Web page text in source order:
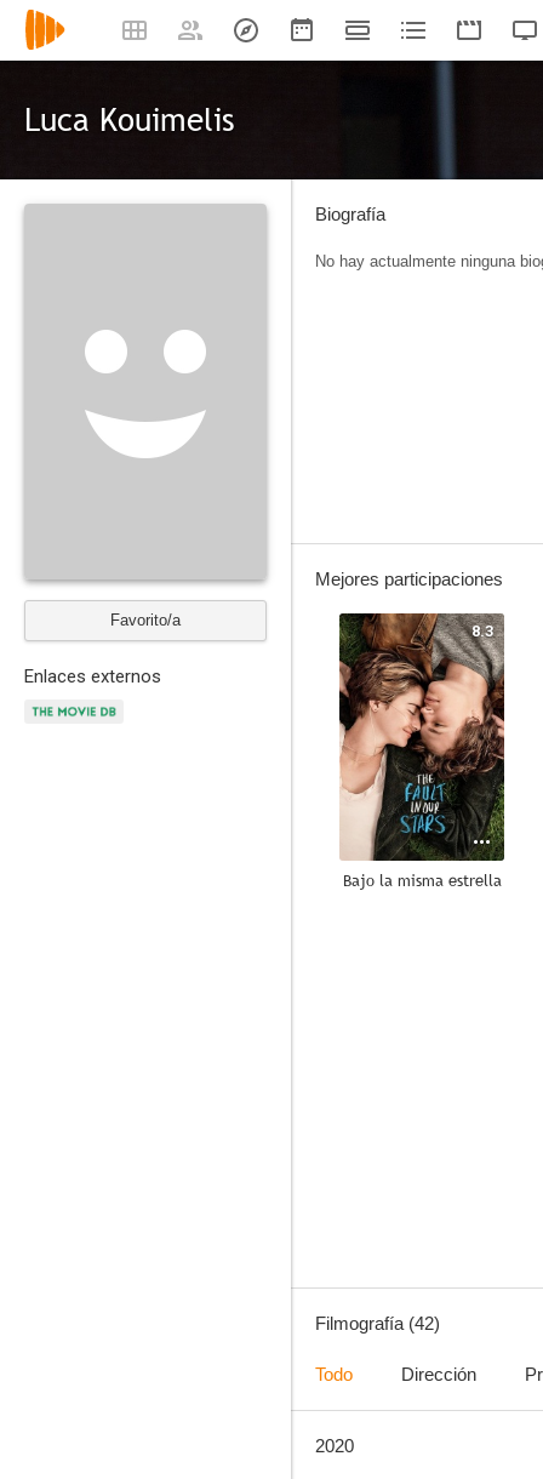
Luca Kouimelis
Favorito/a
Enlaces externos
Biografía
No hay actualmente ninguna
Mejores participaciones
8.3
Bajo la misma estrella
Filmografía (42)
Todo Dirección
2020